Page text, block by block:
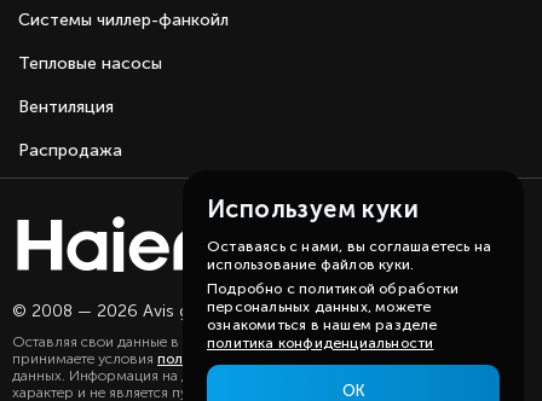
Системы чиллер-фанкойл
Тепловые насосы
Вентиляция
Распродажа
© 2008 — 2026 Avis group.Карта сайта
Оставляя свои данные в любой форме на сайте, вы даете согласие и
принимаете условия политики
данных. Информация на данном сайте носит ознакомительный
характер и не является публичной офертой, определяемой
Используем куки
Оставаясь с нами, вы соглашаетесь на
использование файлов куки.
Подробно с политикой обработки
персональных данных, можете
ознакомиться в нашем разделе
политика конфиденциальности
ОК